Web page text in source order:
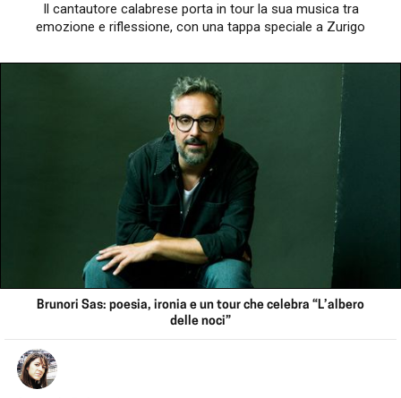
Il cantautore calabrese porta in tour la sua musica tra
emozione e riflessione, con una tappa speciale a Zurigo
Brunori Sas: poesia, ironia e un tour che celebra “L’albero
delle noci”